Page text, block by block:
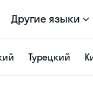
Другие языки
Турецкий